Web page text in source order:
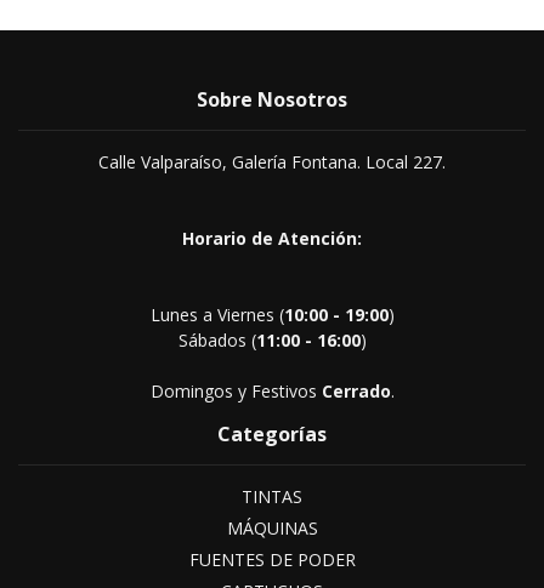
Sobre Nosotros
Calle Valparaíso, Galería Fontana. Local 227.
Horario de Atención:
Lunes a Viernes (10:00 - 19:00)
Sábados (11:00 - 16:00)
Domingos y Festivos Cerrado.
Categorías
TINTAS
MÁQUINAS
FUENTES DE PODER